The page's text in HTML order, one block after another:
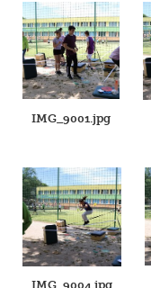
IMG_9001.jpg